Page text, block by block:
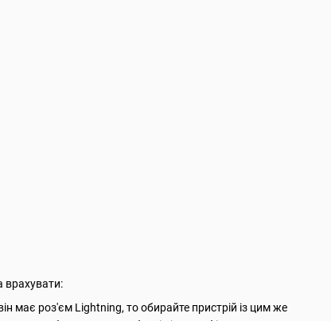
врахувати:
має роз'єм Lightning, то обирайте пристрій із цим же